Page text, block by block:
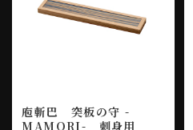
庖斬巴 突板の守 -
MAMORI- 刺身用